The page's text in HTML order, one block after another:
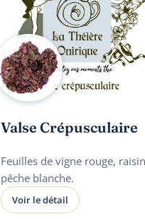
Valse Crépusculaire
Feuilles de vigne rouge,
pêche blanche.
Voir le détail